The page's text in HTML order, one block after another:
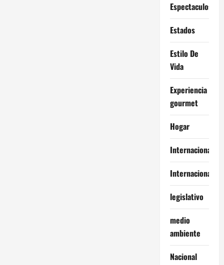
Espectaculos
Estados
Estilo De
Vida
Experiencia
gourmet
Hogar
Internacional
Internacionales
legislativo
medio
ambiente
Nacional